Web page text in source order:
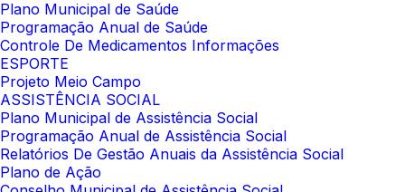
Plano Municipal de Saúde
Programação Anual de Saúde
Controle De Medicamentos Informações
ESPORTE
Projeto Meio Campo
ASSISTÊNCIA SOCIAL
Plano Municipal de Assistência Social
Programação Anual de Assistência Social
Relatórios De Gestão Anuais da Assistência Social
Plano de Ação